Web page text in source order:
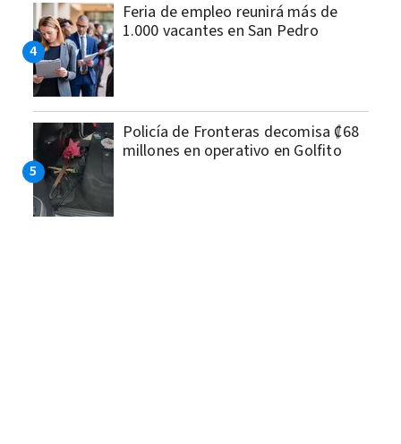
Feria de empleo reunirá más de
1.000 vacantes en San Pedro
Policía de Fronteras decomisa ₡68
millones en operativo en Golfito